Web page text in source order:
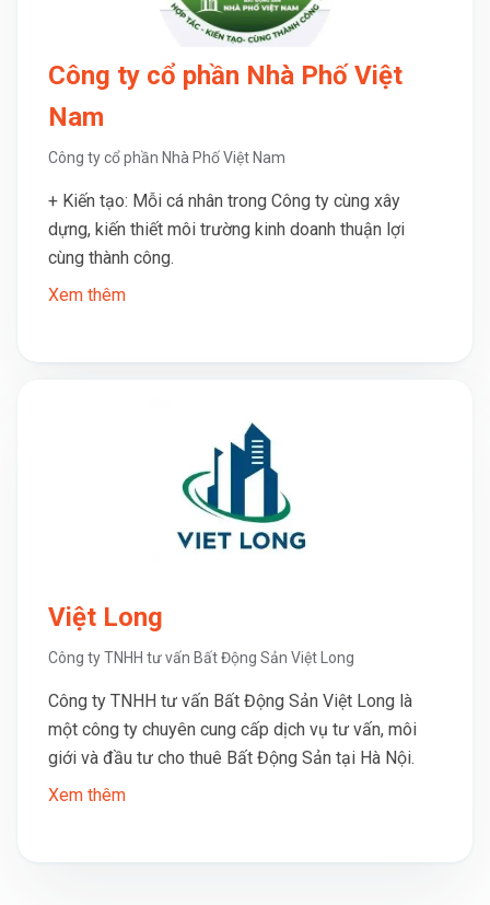
Công ty cổ phần Nhà Phố Việt
Nam
Công ty cổ phần Nhà Phố Việt Nam
+ Kiến tạo: Mỗi cá nhân trong Công ty cùng xây
dựng, kiến thiết môi trường kinh doanh thuận lợi
cùng thành công.
Xem thêm
Việt Long
Công ty TNHH tư vấn Bất Động Sản Việt Long
Công ty TNHH tư vấn Bất Động Sản Việt Long là
một công ty chuyên cung cấp dịch vụ tư vấn, môi
giới và đầu tư cho thuê Bất Động Sản tại Hà Nội.
Xem thêm